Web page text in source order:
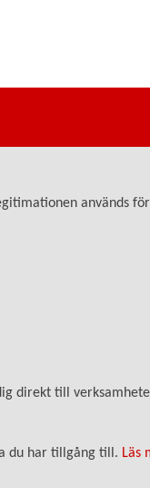
används
direkt till
du har tillgång till. Läs